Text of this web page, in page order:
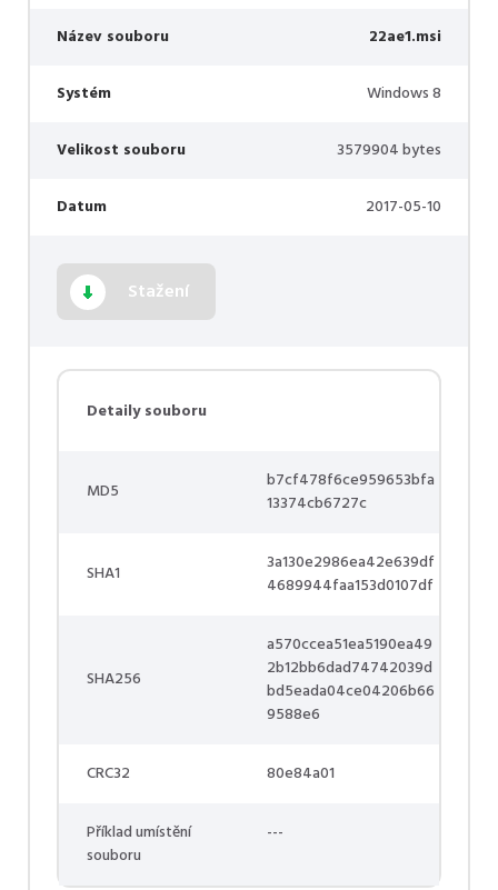
Název souboru 22ae1.msi
Systém Windows 8
Velikost souboru 3579904 bytes
Datum 2017-05-10
Stažení
Detaily souboru
MD5
b7cf478f6ce959653bfa
13374cb6727c
SHA1
3a130e2986ea42e639df
4689944faa153d0107df
SHA256
a570ccea51ea5190ea49
2b12bb6dad74742039d
bd5eada04ce04206b66
9588e6
CRC32 80e84a01
Příklad umístění
souboru
---